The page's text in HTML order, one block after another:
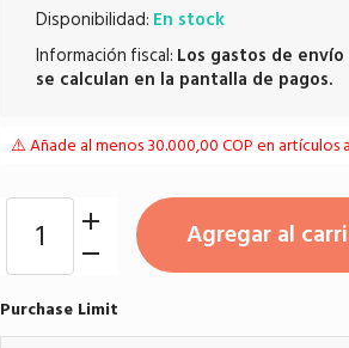
Disponibilidad: En stock
Información fiscal: Los gastos de envío
se calculan en la pantalla de pagos.
⚠️ Añade al menos 30.000,00 COP en artículos
Agregar al
Purchase Limit